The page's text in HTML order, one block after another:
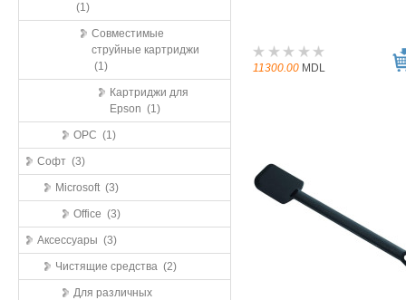
(1)
Совместимые
струйные картриджи
(1)
Картриджи для
Epson (1)
OPC (1)
Софт (3)
Microsoft (3)
Office (3)
Аксессуары (3)
Чистящие средства (2)
Для различных
11300.00 MDL